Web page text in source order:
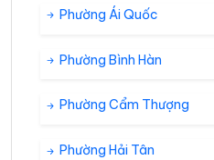
Phường Ái Quốc
Phường Bình Hàn
Phường Cẩm Thượng
Phường Hải Tân